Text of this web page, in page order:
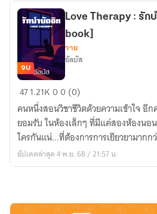
(The
Common
Silence)
Love
Therapy
:
รัก
บำบัด
จิต
book]
จบ
Love Therapy : รัก
book]
วาย
อัลบัส
471.21K00 (0)
คนหนึ่งสอนวิชาชีวิตด้วยความเข้าใจ อี
ยอมรับ ในห้องเล็กๆ ที่มีแค่สองห้องนอน
ใครกันแน่...ที่ต้องการการเยียวยามากก
อัปเดตล่าสุด 4 พ.ย. 68 / 21:57 น.